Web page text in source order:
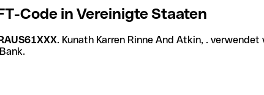
Code in Vereinigte Staaten
. Kunath Karren Rinne And Atkin, .